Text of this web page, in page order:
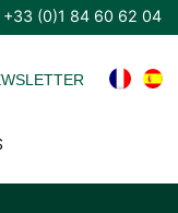
+33 (0)1 84 60 62 04